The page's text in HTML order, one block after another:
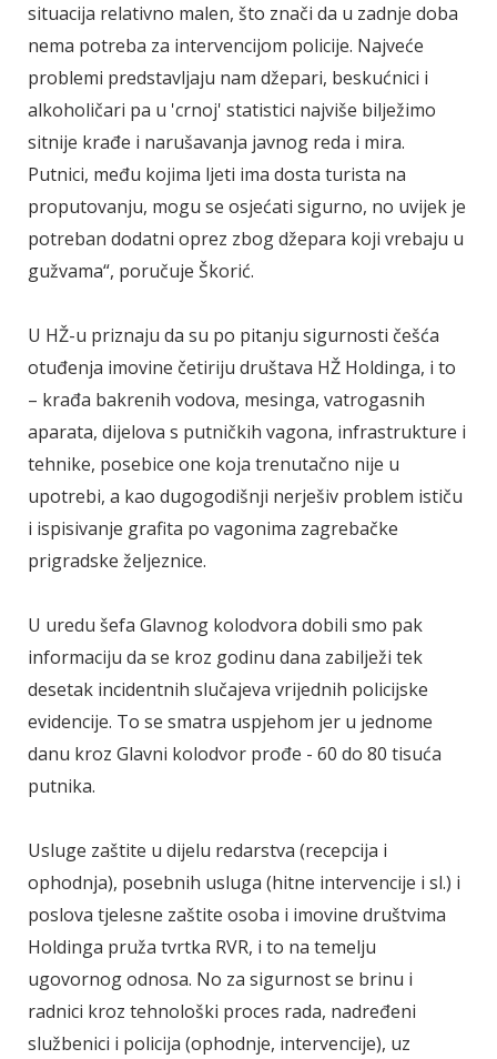
situacija relativno malen, što znači da u zadnje doba
nema potreba za intervencijom policije. Najveće
problemi predstavljaju nam džepari, beskućnici i
alkoholičari pa u 'crnoj' statistici najviše bilježimo
sitnije krađe i narušavanja javnog reda i mira.
Putnici, među kojima ljeti ima dosta turista na
proputovanju, mogu se osjećati sigurno, no uvijek je
potreban dodatni oprez zbog džepara koji vrebaju u
gužvama“, poručuje Škorić.
U HŽ-u priznaju da su po pitanju sigurnosti češća
otuđenja imovine četiriju društava HŽ Holdinga, i to
– krađa bakrenih vodova, mesinga, vatrogasnih
aparata, dijelova s putničkih vagona, infrastrukture i
tehnike, posebice one koja trenutačno nije u
upotrebi, a kao dugogodišnji nerješiv problem ističu
i ispisivanje grafita po vagonima zagrebačke
prigradske željeznice.
U uredu šefa Glavnog kolodvora dobili smo pak
informaciju da se kroz godinu dana zabilježi tek
desetak incidentnih slučajeva vrijednih policijske
evidencije. To se smatra uspjehom jer u jednome
danu kroz Glavni kolodvor prođe - 60 do 80 tisuća
putnika.
Usluge zaštite u dijelu redarstva (recepcija i
ophodnja), posebnih usluga (hitne intervencije i sl.) i
poslova tjelesne zaštite osoba i imovine društvima
Holdinga pruža tvrtka RVR, i to na temelju
ugovornog odnosa. No za sigurnost se brinu i
radnici kroz tehnološki proces rada, nadređeni
službenici i policija (ophodnje, intervencije), uz